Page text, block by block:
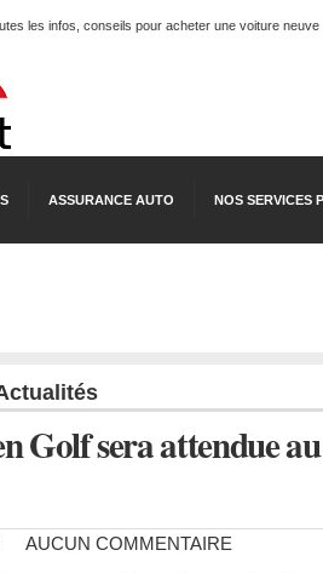
les infos, conseils pour acheter une voiture
ASSURANCE AUTO NOS SERVICES
Golf sera attendue
AUCUN COMMENTAIRE